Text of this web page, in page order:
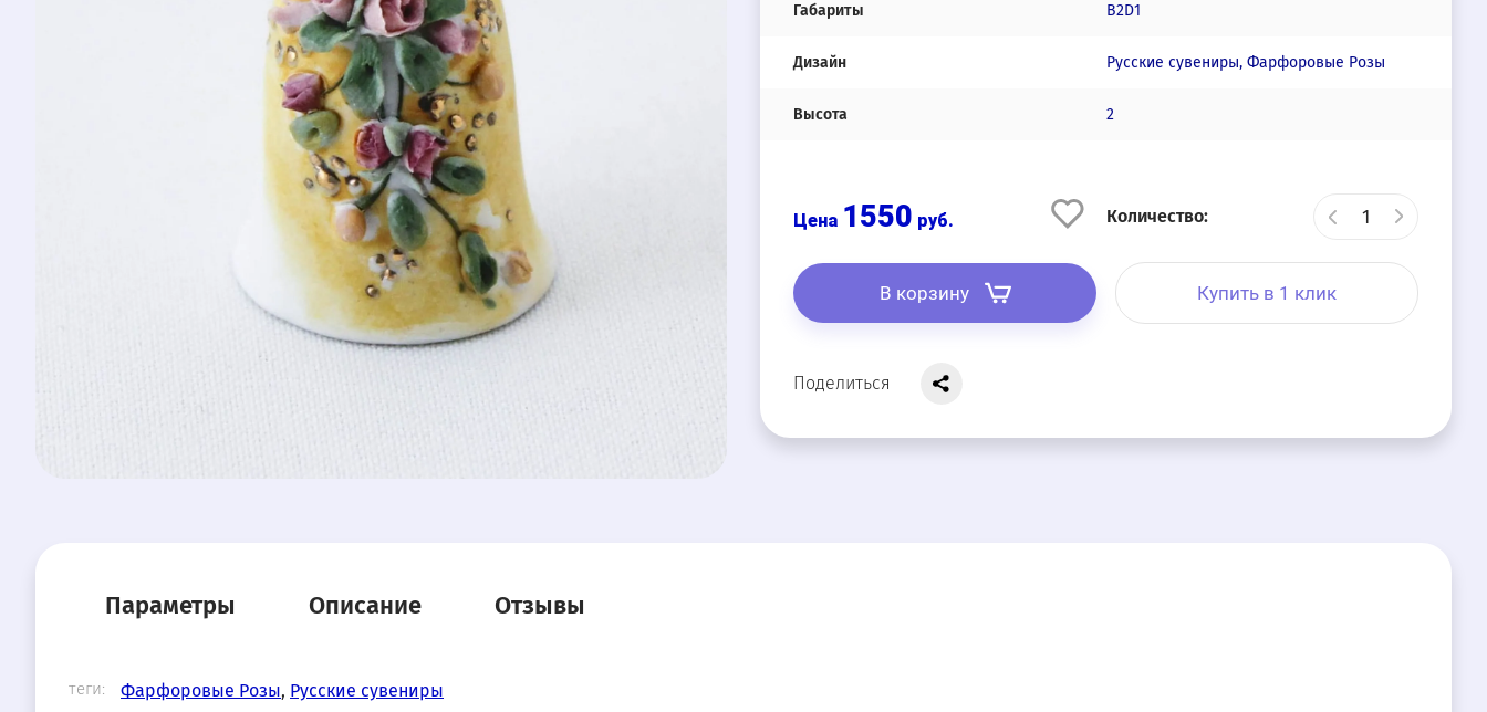
Габариты В2D1
Дизайн Русские сувениры, Фарфоровые Розы
Высота 2
1550 руб. Количество:
В корзину Купить в 1 клик
Поделиться
Параметры Описание Отзывы
теги: Фарфоровые Розы, Русские сувениры